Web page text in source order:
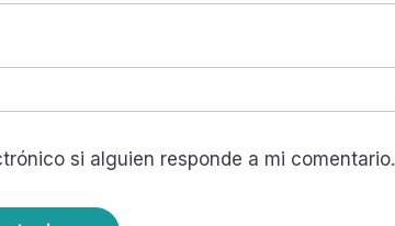
si alguien responde a mi comentario.